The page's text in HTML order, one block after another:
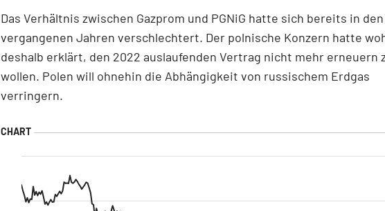
Das Verhältnis zwischen Gazprom und PGNiG hatte sich bereits in den
vergangenen Jahren verschlechtert. Der polnische Konzern hatte
deshalb erklärt, den 2022 auslaufenden Vertrag nicht mehr erneuern
wollen. Polen will ohnehin die Abhängigkeit von russischem Erdgas
verringern.